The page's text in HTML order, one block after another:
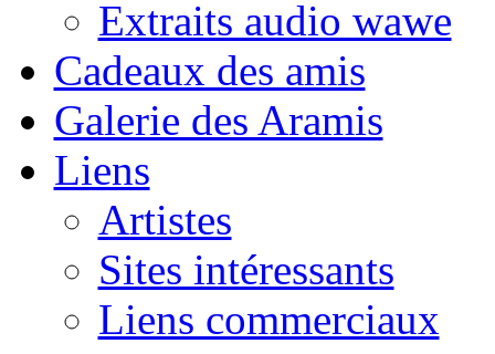
Extraits audio wawe
Cadeaux des amis
Galerie des Aramis
Liens
Artistes
Sites intéressants
Liens commerciaux